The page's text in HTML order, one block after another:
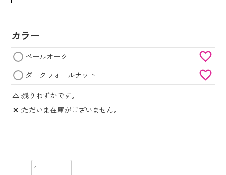
カラー
ペールオーク
ダークウォールナット
△ 残りわずかです。
✕ ただいま在庫がございません。